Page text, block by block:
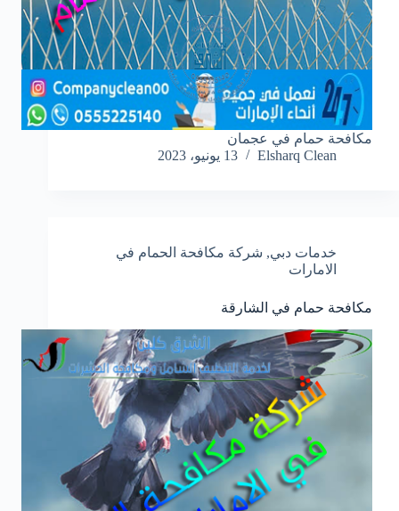
مكافحة حمام في عجمان
Elsharq Clean
13 يونيو، 2023
خدمات دبي, شركة مكافحة الحمام في
الامارات
مكافحة حمام في الشارقة